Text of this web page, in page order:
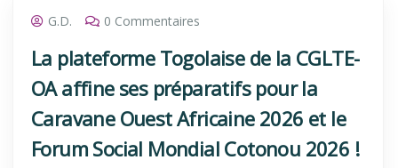
G.D. 0 Commentaires
La plateforme Togolaise de la CGLTE-
OA affine ses préparatifs pour la
Caravane Ouest Africaine 2026 et le
Forum Social Mondial Cotonou 2026 !